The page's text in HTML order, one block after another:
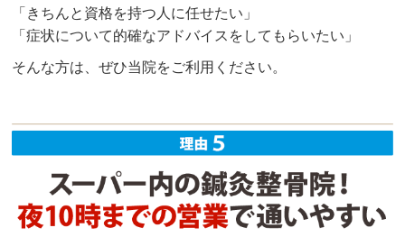
「きちんと資格を持つ人に任せたい」
「症状について的確なアドバイスをしてもらいたい」
そんな方は、ぜひ当院をご利用ください。